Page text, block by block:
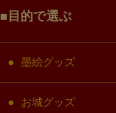
目的で選ぶ
墨絵グッズ
お城グッズ